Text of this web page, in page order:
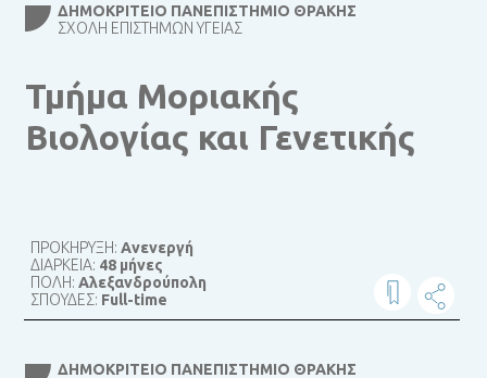
ΔΗΜΟΚΡΊΤΕΙΟ ΠΑΝΕΠΙΣΤΉΜΙΟ ΘΡΆΚΗΣ
ΣΧΟΛΉ ΕΠΙΣΤΗΜΏΝ ΥΓΕΊΑΣ
Τμήμα Μοριακής
Βιολογίας και Γενετικής
ΠΡΟΚΗΡΥΞΗ:Ανενεργή
ΔΙΑΡΚΕΙΑ: 48 μήνες
ΠΟΛΗ:Αλεξανδρούπολη
ΣΠΟΥΔΕΣ: Full-time
ΔΗΜΟΚΡΊΤΕΙΟ ΠΑΝΕΠΙΣΤΉΜΙΟ ΘΡΆΚΗΣ